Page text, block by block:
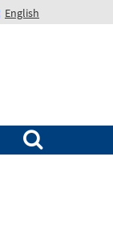
English
Suchen nach: